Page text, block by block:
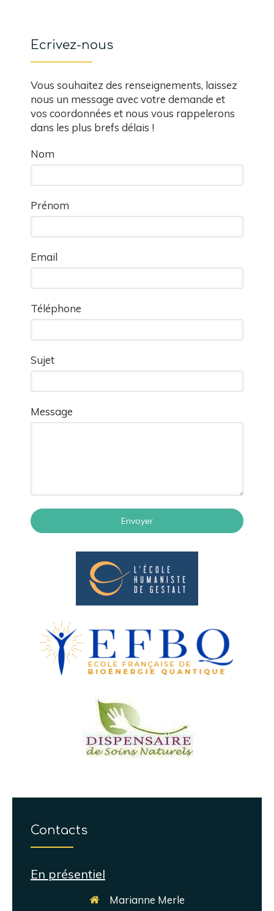
Ecrivez-nous
Vous souhaitez des renseignements, laissez
nous un message avec votre demande et
vos coordonnées et nous vous rappelerons
dans les plus brefs délais !
Nom
Prénom
Email
Téléphone
Sujet
Message
Envoyer
Contacts
En présentiel
Marianne Merle